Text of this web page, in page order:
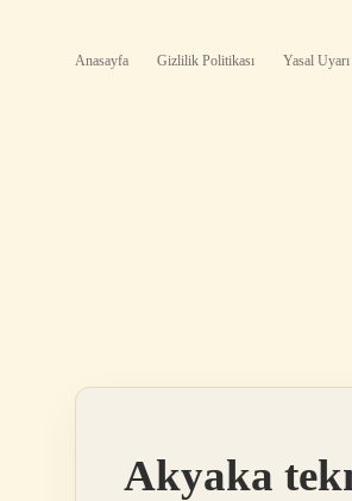
Anasayfa Gizlilik Politikası Yasal Uyarı
Akyaka